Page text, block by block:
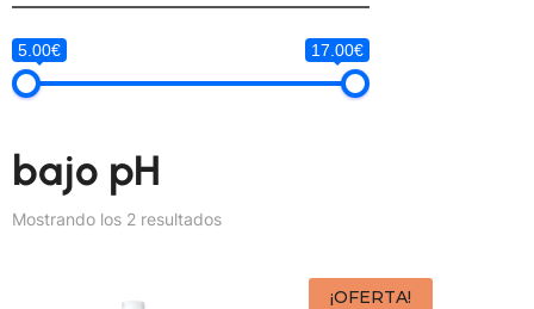
5.00€ 17.00€
bajo pH
Mostrando los 2 resultados
¡OFERTA!